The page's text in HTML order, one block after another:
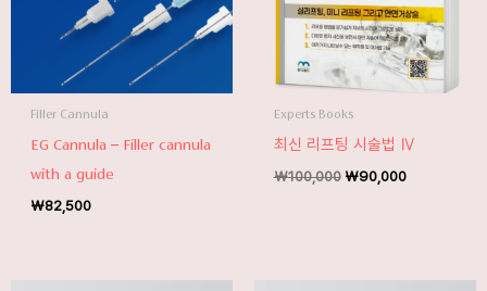
Filler Cannula
EG Cannula – Filler cannula
with a guide
₩82,500
Experts Books
최신 리프팅 시술법 Ⅳ
₩100,000 ₩90,000